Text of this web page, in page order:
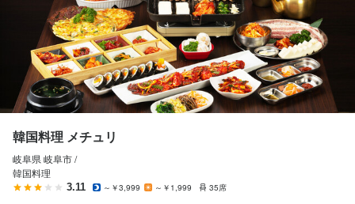
食べログ求人TOP
求人検索
マイページ管理
気になる求人
検索履歴・保存した条件
韓国料理 メチュリ
岐阜県 岐阜市 /
韓国料理
3.11 ～￥3,999 ～￥1,999 35席
ホールスタッフ・サービススタッフ
時給1,065円〜
昇給あり 給与手渡しOK
勤務時間
17:00~23:00
シフト制
週１日〜OK
１日２時間〜OK
調理師・調理スタッフ
時給1,065円〜
昇給あり 資格手当・スキル手当あり 給与手渡しOK
勤務時間
17:00~23:00
シフト制
週１日〜OK
１日２時間〜OK